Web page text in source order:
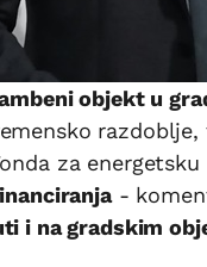
objekt u
za
-
i na gradskim